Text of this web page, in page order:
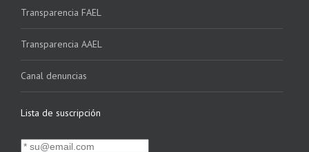
Transparencia FAEL
Transparencia AAEL
Canal denuncias
Lista de suscripción